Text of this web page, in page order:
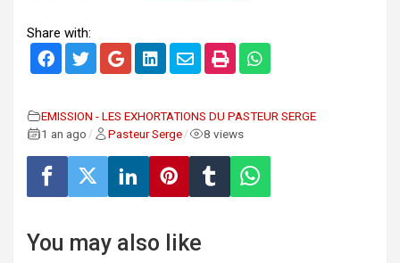
Share with:
EMISSION - LES EXHORTATIONS DU PASTEUR SERGE
1 an ago / Pasteur Serge / 8 views
You may also like